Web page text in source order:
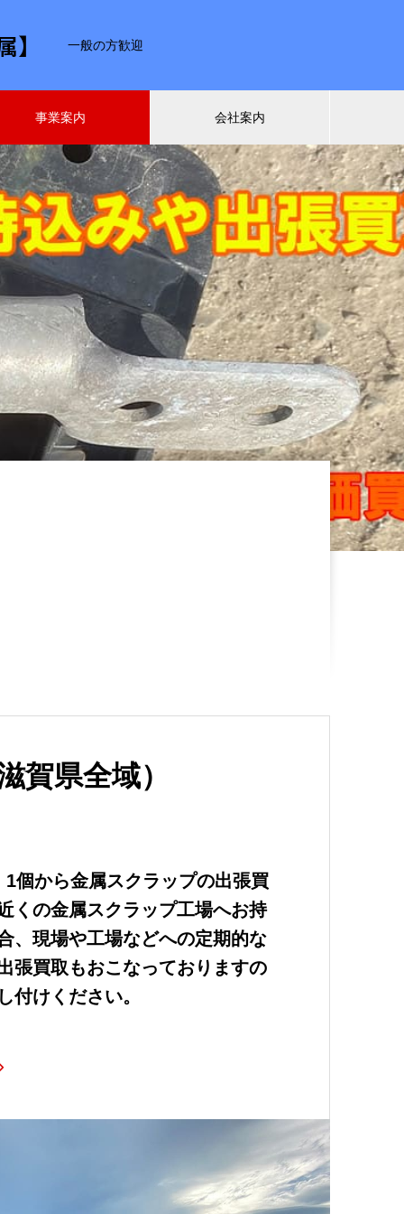
一般の方歓迎
事業案内 会社案内
賀県全域）
個から金属スクラップの出張買
くの金属スクラップ工場へお持
、現場や工場などへの定期的な
張買取もおこなっておりますの
付けください。